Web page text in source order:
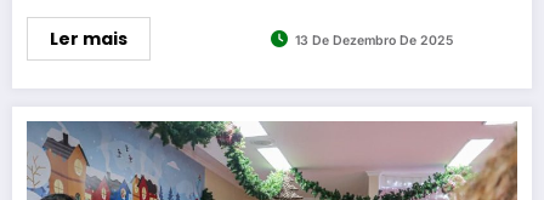
Ler mais 13 De Dezembro De 2025